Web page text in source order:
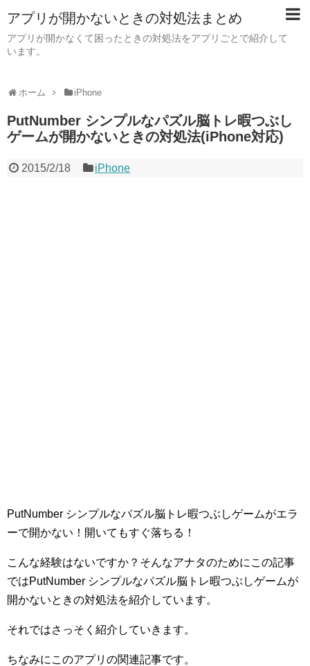
アプリが開かないときの対処法まとめ
アプリが開かなくて困ったときの対処法をアプリごとで紹介して
います。
ホーム iPhone
PutNumber シンプルなパズル脳トレ暇つぶし
ゲームが開かないときの対処法(iPhone対応)
2015/2/18 iPhone
PutNumber シンプルなパズル脳トレ暇つぶしゲームがエラ
ーで開かない！開いてもすぐ落ちる！
こんな経験はないですか？そんなアナタのためにこの記事
ではPutNumber シンプルなパズル脳トレ暇つぶしゲームが
開かないときの対処法を紹介しています。
それではさっそく紹介していきます。
ちなみにこのアプリの関連記事です。